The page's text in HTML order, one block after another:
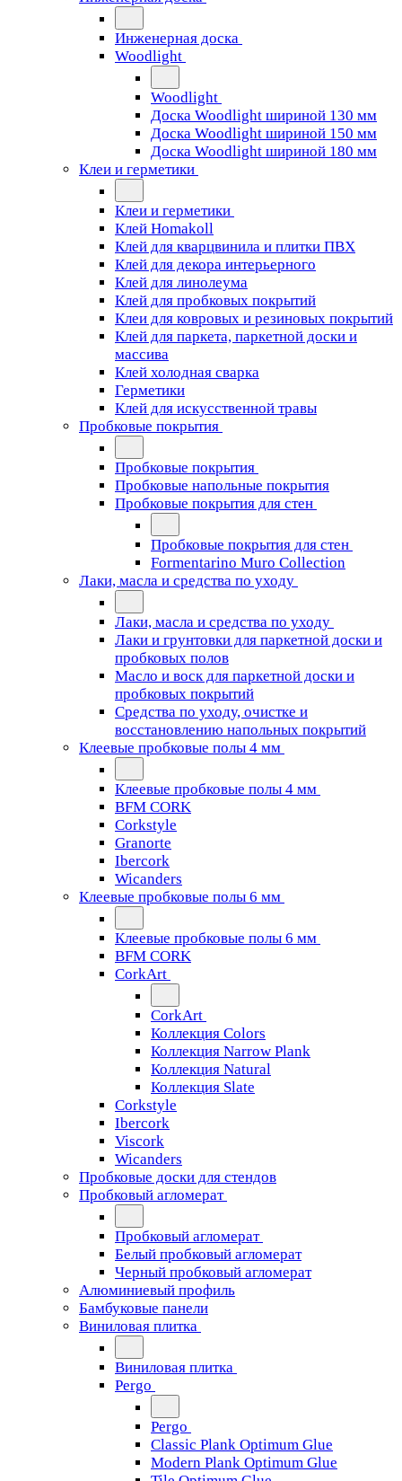
Инженерная доска
Woodlight
Woodlight
Доска Woodlight шириной 130 мм
Доска Woodlight шириной 150 мм
Доска Woodlight шириной 180 мм
Клеи и герметики
Клеи и герметики
Клей Homakoll
Клей для кварцвинила и плитки ПВХ
Клей для декора интерьерного
Клей для линолеума
Клей для пробковых покрытий
Клеи для ковровых и резиновых покрытий
Клей для паркета, паркетной доски и
массива
Клей холодная сварка
Герметики
Клей для искусственной травы
Пробковые покрытия
Пробковые покрытия
Пробковые напольные покрытия
Пробковые покрытия для стен
Пробковые покрытия для стен
Formentarino Muro Collection
Лаки, масла и средства по уходу
Лаки, масла и средства по уходу
Лаки и грунтовки для паркетной доски и
пробковых полов
Масло и воск для паркетной доски и
пробковых покрытий
Средства по уходу, очистке и
восстановлению напольных покрытий
Клеевые пробковые полы 4 мм
Клеевые пробковые полы 4 мм
BFM CORK
Corkstyle
Granorte
Ibercork
Wicanders
Клеевые пробковые полы 6 мм
Клеевые пробковые полы 6 мм
BFM CORK
CorkArt
CorkArt
Коллекция Colors
Коллекция Narrow Plank
Коллекция Natural
Коллекция Slate
Corkstyle
Ibercork
Viscork
Wicanders
Пробковые доски для стендов
Пробковый агломерат
Пробковый агломерат
Белый пробковый агломерат
Черный пробковый агломерат
Алюминиевый профиль
Бамбуковые панели
Виниловая плитка
Виниловая плитка
Pergo
Pergo
Classic Plank Optimum Glue
Modern Plank Optimum Glue